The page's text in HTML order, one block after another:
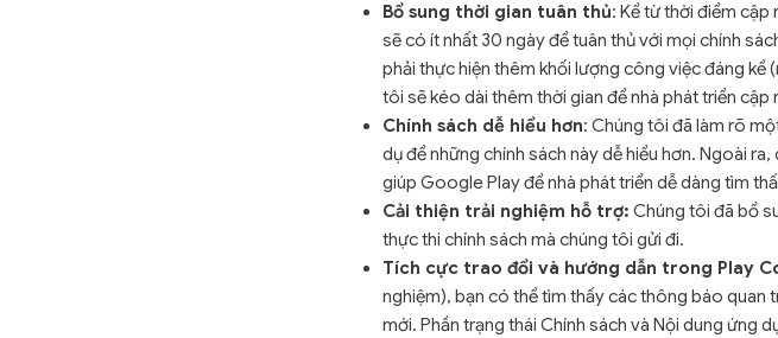
Bổ sung thời gian tuân thủ: Kể từ thời điểm cập
sẽ có ít nhất 30 ngày để tuân thủ với mọi chính
phải thực hiện thêm khối lượng công việc đáng kể
tôi sẽ kéo dài thêm thời gian để nhà phát triển cập
Chính sách dễ hiểu hơn: Chúng tôi đã làm rõ
dụ để những chính sách này dễ hiểu hơn. Ngoài
giúp Google Play để nhà phát triển dễ dàng tìm
Cải thiện trải nghiệm hỗ trợ: Chúng tôi đã bổ
thực thi chính sách mà chúng tôi gửi đi.
Tích cực trao đổi và hướng dẫn trong Play
nghiệm), bạn có thể tìm thấy các thông báo
mới. Phần trạng thái Chính sách và Nội dung ứng